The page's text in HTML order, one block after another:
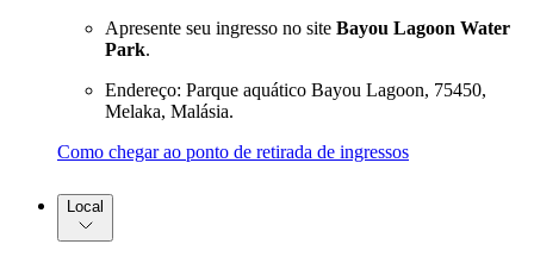
Apresente seu ingresso no site Bayou Lagoon Water
Park.
Endereço: Parque aquático Bayou Lagoon, 75450,
Melaka, Malásia.
Como chegar ao ponto de retirada de ingressos
Local